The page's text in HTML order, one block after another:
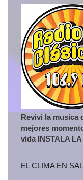
Revivi la musica
mejores
vida INSTALA LA
EL CLIMA EN